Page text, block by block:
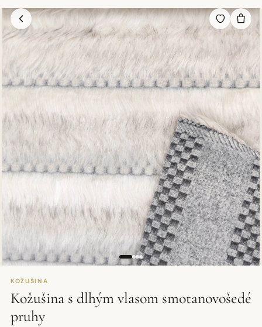
KOŽUŠINA
Kožušina s dlhým vlasom smotanovošedé
pruhy